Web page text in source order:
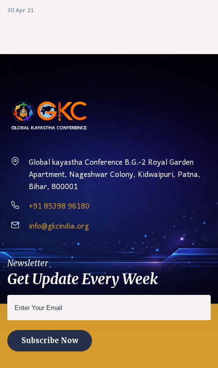
30 Apr 21
Global kayastha Conference B.G.-2 Royal Garden
Apartment, Nageshwar Colony, Kidwaipuri, Patna,
Bihar, 800001
‎+91 85398 96180
info@gkcindia.org
Newsletter
Get Update Every Week
Subscribe Now